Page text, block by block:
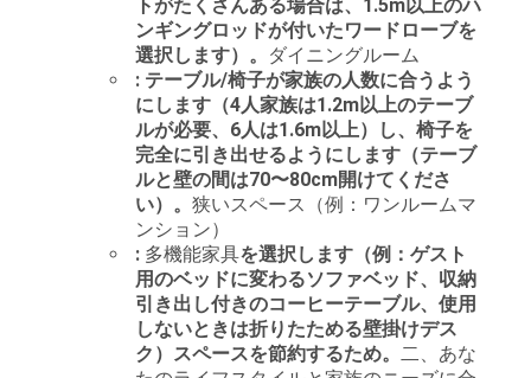
トがたくさんある場合は、1.5m以上のハ
ンギングロッドが付いたワードローブを
選択します）。
ダイニングルーム
: テーブル/椅子が家族の人数に合うよう
にします（4人家族は1.2m以上のテーブ
ルが必要、6人は1.6m以上）し、椅子を
完全に引き出せるようにします（テーブ
ルと壁の間は70〜80cm開けてくださ
い）。 狭いスペース（例：ワンルームマ
ンション）
: 多機能家具を選択します（例：ゲスト
用のベッドに変わるソファベッド、収納
引き出し付きのコーヒーテーブル、使用
しないときは折りたためる壁掛けデス
ク）スペースを節約するため。
二、あな